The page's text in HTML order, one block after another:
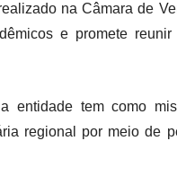
na Câmara de
e promete
entidade tem como
regional por meio de